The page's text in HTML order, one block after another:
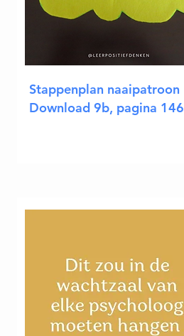
Stappenplan naaipatroon
Download 9b, pagina 146